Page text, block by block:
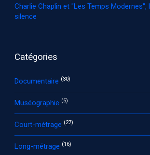
Charlie Chaplin et "Les Temps Modernes",
silence
Catégories
Documentaire (30)
Muséographie (5)
Court-métrage (27)
Long-métrage (16)